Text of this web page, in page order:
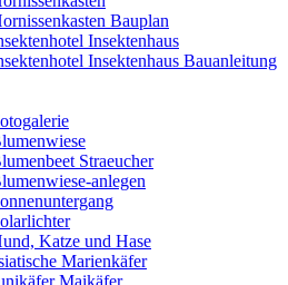
Bauplan
Insektenhaus
Insektenhaus Bauanleitung
Straeucher
anlegen
Katze und Hase
Marienkäfer
Maikäfer